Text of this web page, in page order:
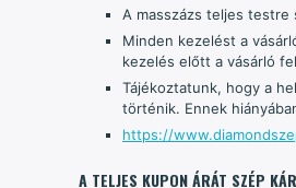
A masszázs teljes testre
Minden kezelést a
kezelés előtt a vásárló
Tájékoztatunk, hogy a
történik. Ennek
https://
A TELJES KUPON ÁRÁT SZÉP